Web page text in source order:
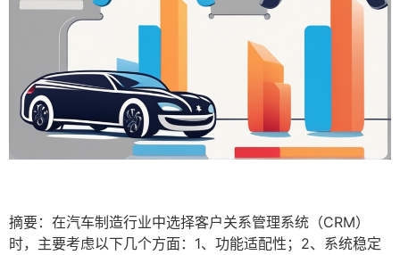
摘要：在汽车制造行业中选择客户关系管理系统（CRM）
时，主要考虑以下几个方面：1、功能适配性；2、系统稳定